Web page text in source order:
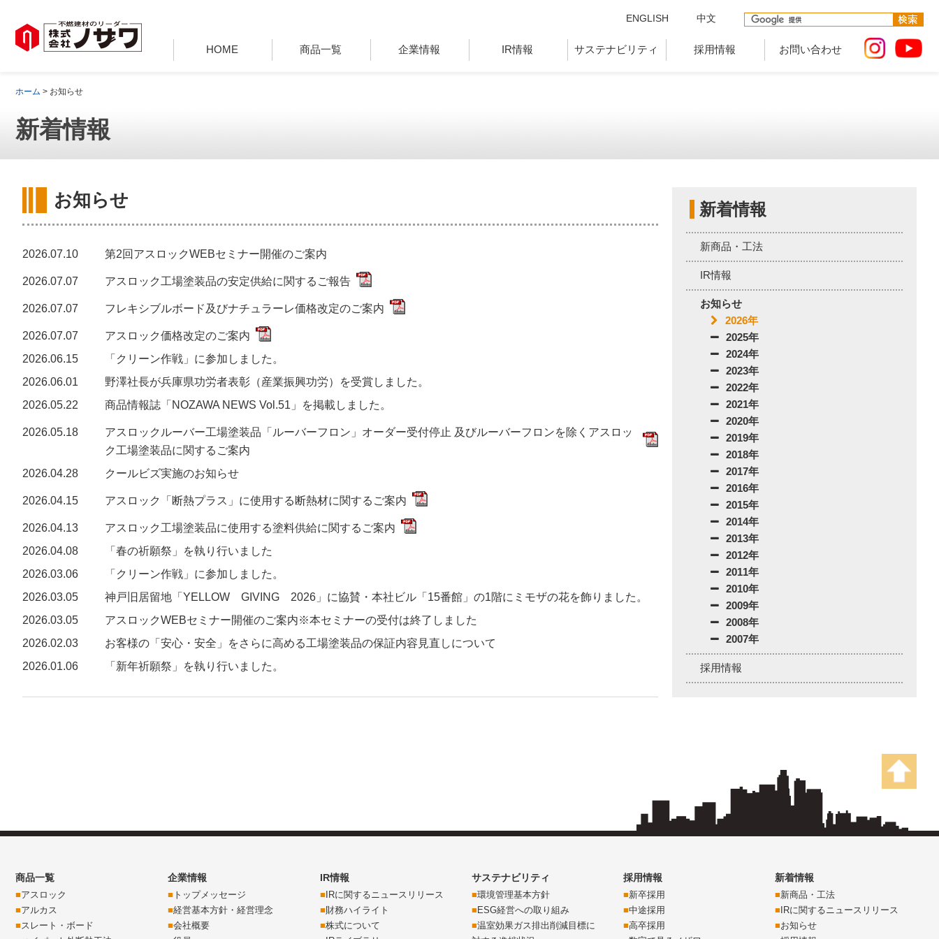
ENGLISH 中文
HOME 商品一覧 企業情報 IR情報 サステナビリティ 採用情報 お問い合わせ
ホーム > お知らせ
新着情報
新着情報
新商品・工法
IR情報
お知らせ
2026年
2025年
2024年
2023年
2022年
2021年
2020年
2019年
2018年
2017年
2016年
2015年
2014年
2013年
2012年
2011年
2010年
2009年
2008年
2007年
採用情報
お知らせ
2026.07.10 第2回アスロックWEBセミナー開催のご案内
2026.07.07 アスロック工場塗装品の安定供給に関するご報告
2026.07.07 フレキシブルボード及びナチュラーレ価格改定のご案内
2026.07.07
アスロック価格改定のご案内
2026.06.15
「クリーン作戦」に参加しました。
2026.06.01
野澤社長が兵庫県功労者表彰（産業振興功労）を受賞しました。
2026.05.22
商品情報誌「NOZAWA NEWS Vol.51」を掲載しました。
2026.05.18
アスロックルーバー工場塗装品「ルーバーフロン」オーダー受付停止 及びルーバーフロンを除くアスロッ
ク工場塗装品に関するご案内
2026.04.28
クールビズ実施のお知らせ
2026.04.15 アスロック「断熱プラス」に使用する断熱材に関するご案内
2026.04.13
アスロック工場塗装品に使用する塗料供給に関するご案内
2026.04.08
「春の祈願祭」を執り行いました
2026.03.06
「クリーン作戦」に参加しました。
2026.03.05
神戸旧居留地「YELLOW GIVING 2026」に協賛・本社ビル「15番館」の1階にミモザの花を飾りました。
2026.03.05
アスロックWEBセミナー開催のご案内※本セミナーの受付は終了しました
2026.02.03
お客様の「安心・安全」をさらに高める工場塗装品の保証内容見直しについて
2026.01.06
「新年祈願祭」を執り行いました。
商品一覧
アスロック
アルカス
スレート・ボード
企業情報
トップメッセージ
経営基本方針・経営理念
会社概要
IR情報
IRに関するニュースリリース
財務ハイライト
株式について
サステナビリティ
環境管理基本方針
ESG経営への取り組み
温室効果ガス排出削減目標に
採用情報
新卒採用
中途採用
高卒採用
新着情報
新商品・工法
IRに関するニュースリリース
お知らせ